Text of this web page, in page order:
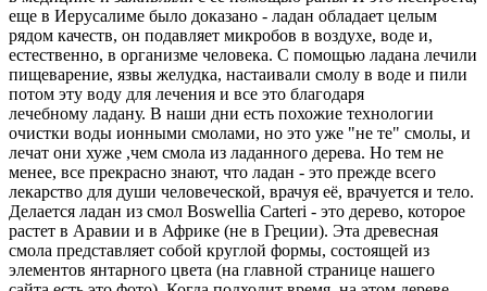
еще в Иерусалиме было доказано - ладан обладает целым
рядом качеств, он подавляет микробов в воздухе, воде и,
естественно, в организме человека. С помощью ладана лечили
пищеварение, язвы желудка, настаивали смолу в воде и пили
потом эту воду для лечения и все это благодаря
лечебному ладану. В наши дни есть похожие технологии
очистки воды ионными смолами, но это уже "не те" смолы, и
лечат они хуже ,чем смола из ладанного дерева. Но тем не
менее, все прекрасно знают, что ладан - это прежде всего
лекарство для души человеческой, врачуя её, врачуется и тело.
Делается ладан из смол Boswellia Carteri - это дерево, которое
растет в Аравии и в Африке (не в Греции). Эта древесная
смола представляет собой круглой формы, состоящей из
элементов янтарного цвета (на главной странице нашего